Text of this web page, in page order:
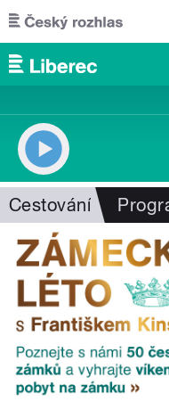
Přejít k hlavnímu obsahu
Cestování